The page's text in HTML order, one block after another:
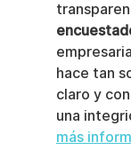
hace tan
claro y
una
más